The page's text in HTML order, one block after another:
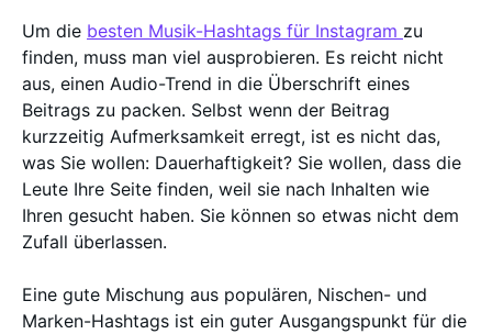
Um die besten Musik-Hashtags für Instagram zu
finden, muss man viel ausprobieren. Es reicht nicht
aus, einen Audio-Trend in die Überschrift eines
Beitrags zu packen. Selbst wenn der Beitrag
kurzzeitig Aufmerksamkeit erregt, ist es nicht das,
was Sie wollen: Dauerhaftigkeit? Sie wollen, dass die
Leute Ihre Seite finden, weil sie nach Inhalten wie
Ihren gesucht haben. Sie können so etwas nicht dem
Zufall überlassen.
Eine gute Mischung aus populären, Nischen- und
Marken-Hashtags ist ein guter Ausgangspunkt für die